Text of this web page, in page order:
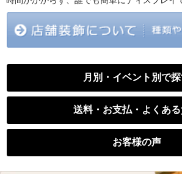
月別・イベント別で
送料・お支払・よくある
お客様の声